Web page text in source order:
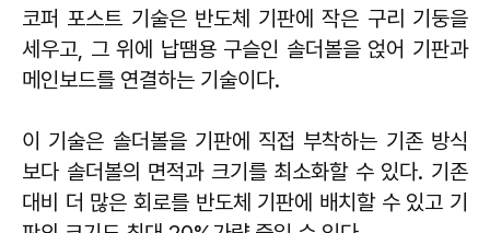
코퍼 포스트 기술은 반도체 기판에 작은 구리 기둥을
세우고, 그 위에 납땜용 구슬인 솔더볼을 얹어 기판과
메인보드를 연결하는 기술이다.
이 기술은 솔더볼을 기판에 직접 부착하는 기존 방식
보다 솔더볼의 면적과 크기를 최소화할 수 있다. 기존
대비 더 많은 회로를 반도체 기판에 배치할 수 있고 기